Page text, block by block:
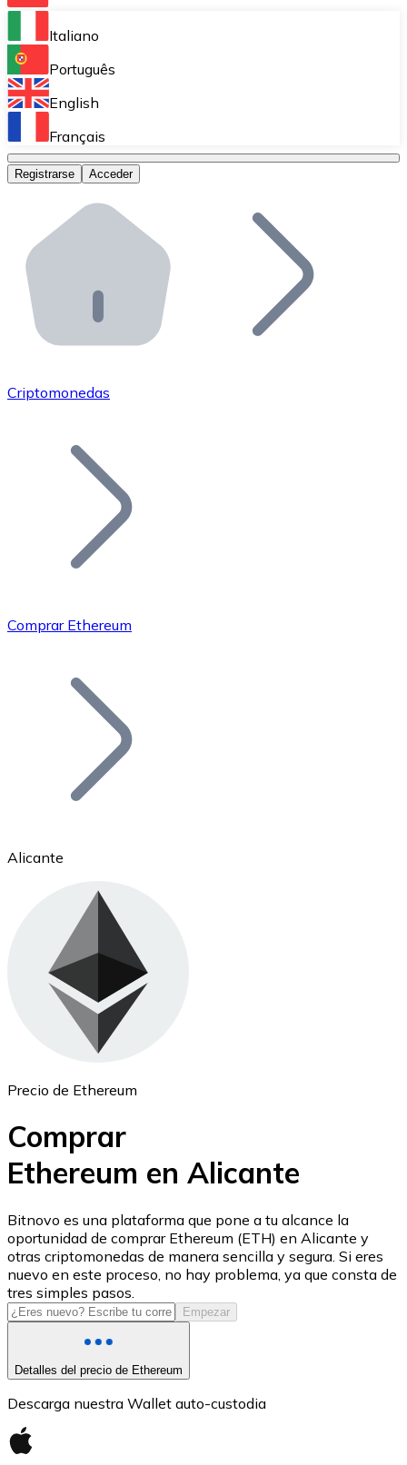
Bitnovo Ramp
Integra nuestra solución en tu plataforma.
Bitnovo Giftcards
Bitnovo OTC
Bitnovo ATM
Integra un ATM Bitnovo en tu negocio y permite que
Bitnovo API
Integra nuestra API en tu ecosistema.
Únete a nuestra red de distribuidores.
Añade tu proyecto a nuestro ecosistema.
Bitcoin
Ethereum
ETH
USD Coin
USDC
Italiano
Português
English
Français
Registrarse Acceder
Criptomonedas
Comprar Ethereum
Alicante
Precio de Ethereum
Comprar
Ethereum en Alicante
Bitnovo es una plataforma que pone a tu alcance la
oportunidad de comprar Ethereum (ETH) en Alicante y
otras criptomonedas de manera sencilla y segura. Si eres
nuevo en este proceso, no hay problema, ya que consta de
tres simples pasos.
Empezar
Detalles del precio de Ethereum
Descarga nuestra Wallet auto-custodia